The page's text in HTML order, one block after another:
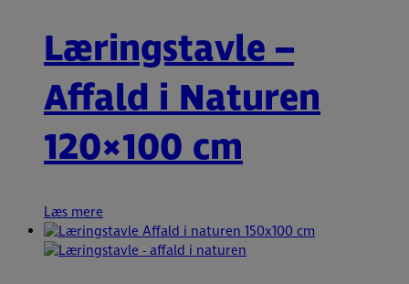
Læringstavle –
Affald i Naturen
120×100 cm
Læs mere